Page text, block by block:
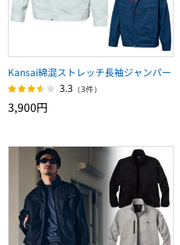
Kansai綿混ストレッチ長袖ジャンパー
3.3 （3件）
3,900円